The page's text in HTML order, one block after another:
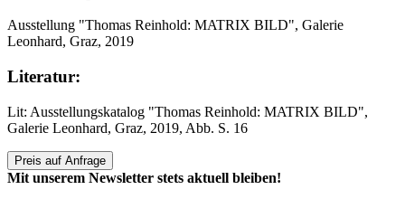
Ausstellung "Thomas Reinhold: MATRIX BILD", Galerie
Leonhard, Graz, 2019
Literatur:
Lit: Ausstellungskatalog "Thomas Reinhold: MATRIX BILD",
Galerie Leonhard, Graz, 2019, Abb. S. 16
Preis auf Anfrage
Mit unserem Newsletter stets aktuell bleiben!